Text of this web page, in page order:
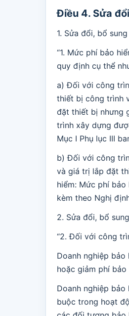
Điều 4. Sửa
1. Sửa đổi, bổ
“1. Mức phí bảo
quy định cụ thể
a) Đối với công
thiết bị công trình
đặt thiết bị nhưng
trình xây dựng
Mục I Phụ lục III
b) Đối với công
và giá trị lắp đặt
hiểm: Mức phí
kèm theo Nghị
2. Sửa đổi, bổ
“2. Đối với công
Doanh nghiệp
hoặc giảm phí
Doanh nghiệp
buộc trong hoạt